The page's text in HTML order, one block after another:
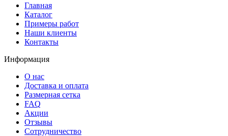
Главная
Каталог
Примеры работ
Наши клиенты
Контакты
Информация
О нас
Доставка и оплата
Размерная сетка
FAQ
Акции
Отзывы
Сотрудничество